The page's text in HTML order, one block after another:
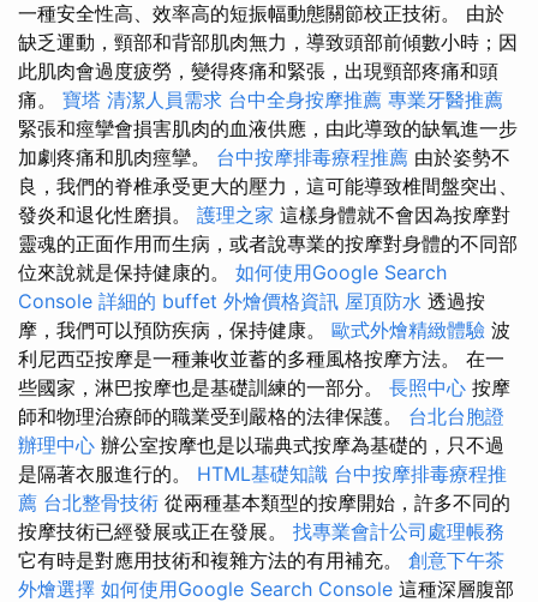
一種安全性高、效率高的短振幅動態關節校正技術。 由於
缺乏運動，頸部和背部肌肉無力，導致頭部前傾數小時；因
此肌肉會過度疲勞，變得疼痛和緊張，出現頸部疼痛和頭
痛。 寶塔 清潔人員需求 台中全身按摩推薦 專業牙醫推薦
緊張和痙攣會損害肌肉的血液供應，由此導致的缺氧進一步
加劇疼痛和肌肉痙攣。 台中按摩排毒療程推薦 由於姿勢不
良，我們的脊椎承受更大的壓力，這可能導致椎間盤突出、
發炎和退化性磨損。 護理之家 這樣身體就不會因為按摩對
靈魂的正面作用而生病，或者說專業的按摩對身體的不同部
位來說就是保持健康的。 如何使用Google Search
Console 詳細的 buffet 外燴價格資訊 屋頂防水 透過按
摩，我們可以預防疾病，保持健康。 歐式外燴精緻體驗 波
利尼西亞按摩是一種兼收並蓄的多種風格按摩方法。 在一
些國家，淋巴按摩也是基礎訓練的一部分。 長照中心 按摩
師和物理治療師的職業受到嚴格的法律保護。 台北台胞證
辦理中心 辦公室按摩也是以瑞典式按摩為基礎的，只不過
是隔著衣服進行的。 HTML基礎知識 台中按摩排毒療程推
薦 台北整骨技術 從兩種基本類型的按摩開始，許多不同的
按摩技術已經發展或正在發展。 找專業會計公司處理帳務
它有時是對應用技術和複雜方法的有用補充。 創意下午茶
外燴選擇 如何使用Google Search Console 這種深層腹部